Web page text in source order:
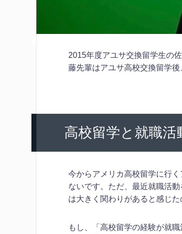
2015年度アユサ交換留学生の
藤先輩はアユサ高校交換留学
高校留学と就職活
今からアメリカ高校留学に行
ないです。ただ、最近就職活
は大きく関わりがあると感じ
もし、「高校留学の経験が就